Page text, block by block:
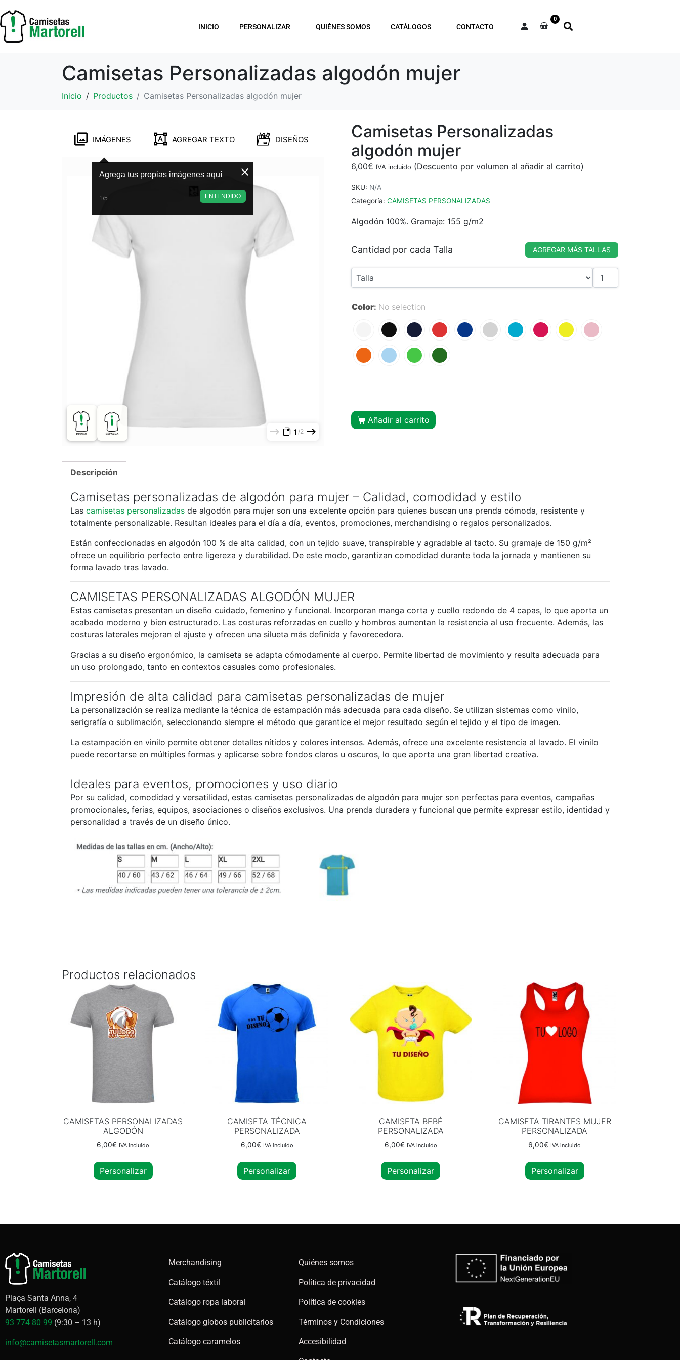
INICIO PERSONALIZAR QUIÉNES SOMOS CATÁLOGOS CONTACTO
0
Camisetas Personalizadas algodón mujer
Inicio Productos Camisetas Personalizadas algodón mujer
IMÁGENES AGREGAR TEXTO DISEÑOS
1 2
Camisetas Personalizadas
algodón mujer
6,00€ IVA incluido
SKU: N/A
Categoría: CAMISETAS PERSONALIZADAS
Algodón 100%. Gramaje: 155 g/m2
Cantidad por cada Talla AGREGAR MÁS TALLAS
Color: No selection
Añadir al carrito
Descripción
Camisetas personalizadas de algodón para mujer – Calidad, comodidad y estilo
Las camisetas personalizadas de algodón para mujer son una excelente opción para quienes buscan una prenda cómoda, resistente y
totalmente personalizable. Resultan ideales para el día a día, eventos, promociones, merchandising o regalos personalizados.
Están confeccionadas en algodón 100 % de alta calidad, con un tejido suave, transpirable y agradable al tacto. Su gramaje de 150 g/m²
ofrece un equilibrio perfecto entre ligereza y durabilidad. De este modo, garantizan comodidad durante toda la jornada y mantienen su
forma lavado tras lavado.
CAMISETAS PERSONALIZADAS ALGODÓN MUJER
Estas camisetas presentan un diseño cuidado, femenino y funcional. Incorporan manga corta y cuello redondo de 4 capas, lo que aporta un
acabado moderno y bien estructurado. Las costuras reforzadas en cuello y hombros aumentan la resistencia al uso frecuente. Además, las
costuras laterales mejoran el ajuste y ofrecen una silueta más definida y favorecedora.
Gracias a su diseño ergonómico, la camiseta se adapta cómodamente al cuerpo. Permite libertad de movimiento y resulta adecuada para
un uso prolongado, tanto en contextos casuales como profesionales.
Impresión de alta calidad para camisetas personalizadas de mujer
La personalización se realiza mediante la técnica de estampación más adecuada para cada diseño. Se utilizan sistemas como vinilo,
serigrafía o sublimación, seleccionando siempre el método que garantice el mejor resultado según el tejido y el tipo de imagen.
La estampación en vinilo permite obtener detalles nítidos y colores intensos. Además, ofrece una excelente resistencia al lavado. El vinilo
puede recortarse en múltiples formas y aplicarse sobre fondos claros u oscuros, lo que aporta una gran libertad creativa.
Ideales para eventos, promociones y uso diario
Por su calidad, comodidad y versatilidad, estas camisetas personalizadas de algodón para mujer son perfectas para eventos, campañas
promocionales, ferias, equipos, asociaciones o diseños exclusivos. Una prenda duradera y funcional que permite expresar estilo, identidad y
personalidad a través de un diseño único.
Productos relacionados
CAMISETAS PERSONALIZADAS
ALGODÓN
6,00€ IVA incluido
Personalizar
CAMISETA TÉCNICA
PERSONALIZADA
6,00€ IVA incluido
Personalizar
CAMISETA BEBÉ
PERSONALIZADA
6,00€ IVA incluido
Personalizar
CAMISETA TIRANTES MUJER
PERSONALIZADA
6,00€ IVA incluido
Personalizar
Plaça Santa Anna, 4
Martorell (Barcelona)
93 774 80 99 (9:30 – 13 h)
info@camisetasmartorell.com
Merchandising
Catálogo téxtil
Catálogo ropa laboral
Catálogo globos publicitarios
Catálogo caramelos
Quiénes somos
Política de privacidad
Política de cookies
Términos y Condiciones
Accesibilidad
Agrega tus propias imágenes aquí
ENTENDIDO
1/5